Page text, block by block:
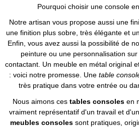
Pourquoi choisir une console
Notre artisan vous propose aussi une
une finition plus sobre, très élégante et
Enfin, vous avez aussi la possibilité de
peinture ou une personnalisation
contactant. Un meuble en métal original
: voici notre promesse. Une table
très pratique dans votre entrée ou
Nous aimons cestables consolesen
vraiment représentatif d'un travail et
meubles consolessont pratiques,